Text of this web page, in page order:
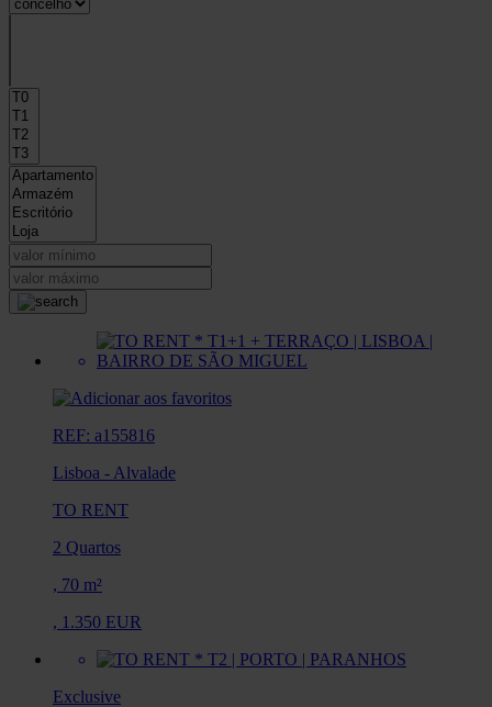
REF: a155816
Lisboa - Alvalade
TO RENT
2 Quartos
, 70 m²
, 1.350 EUR
Exclusive